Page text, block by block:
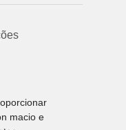
macio e